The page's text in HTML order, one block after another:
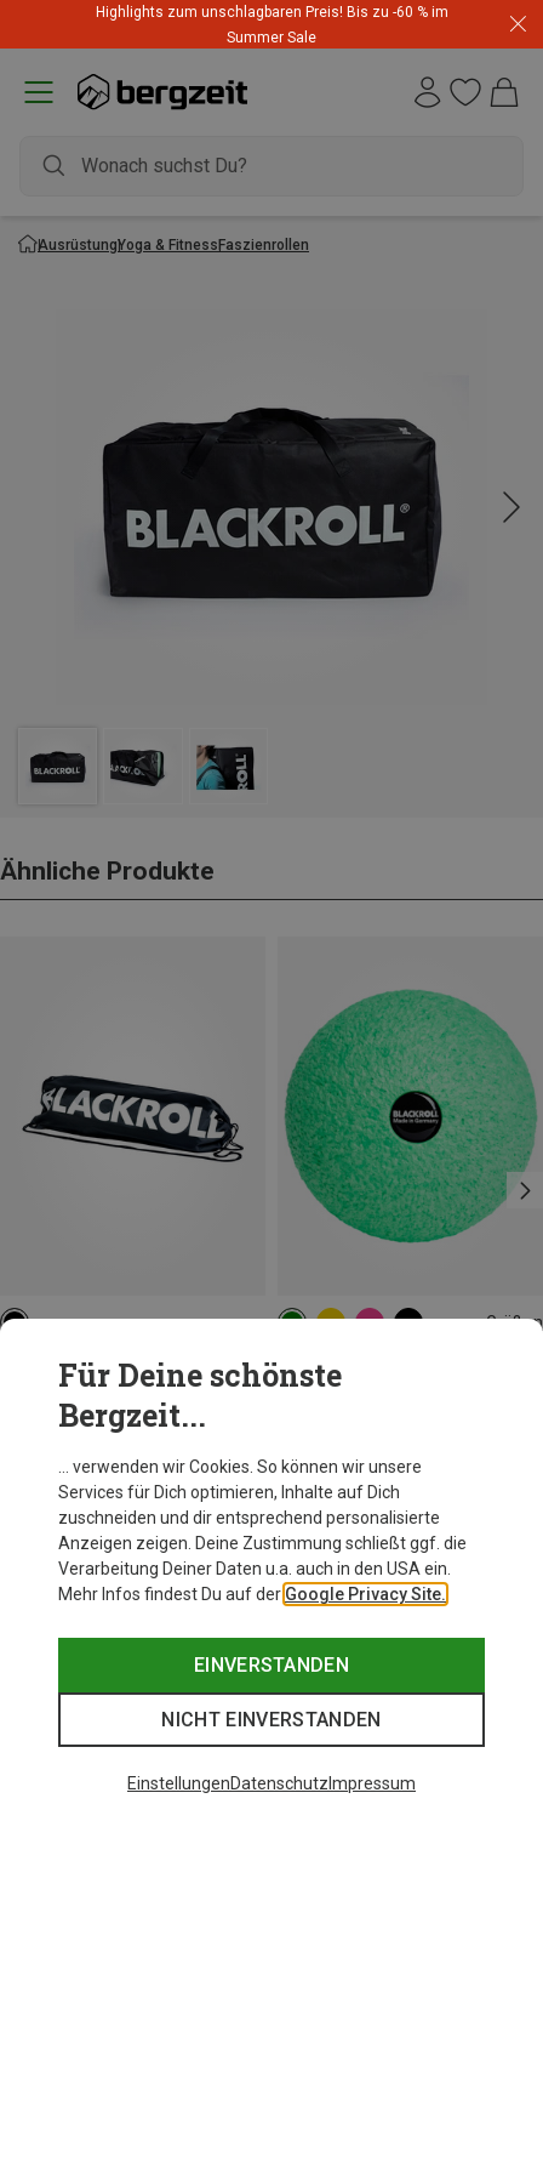
Highlights zum unschlagbaren Preis! Bis zu -60 % im
Summer Sale
AusrüstungYoga & FitnessFaszienrollen
Ähnliche Produkte
Blackroll
Gym Tragetasche
Größen
Blackroll
8 Blackroll Ball
Andere Kunden kauften auch
Für Deine schönste
Bergzeit...
… verwenden wir Cookies. So können wir unsere
Services für Dich optimieren, Inhalte auf Dich
zuschneiden und dir entsprechend personalisierte
Anzeigen zeigen. Deine Zustimmung schließt ggf. die
Verarbeitung Deiner Daten u.a. auch in den USA ein.
Mehr Infos findest Du auf der Google Privacy Site.
EINVERSTANDEN
NICHT EINVERSTANDEN
EinstellungenDatenschutz Impressum